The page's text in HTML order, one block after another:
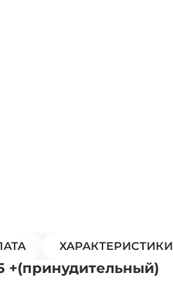
ХАРАКТЕРИСТИКИ
+(принудительный)